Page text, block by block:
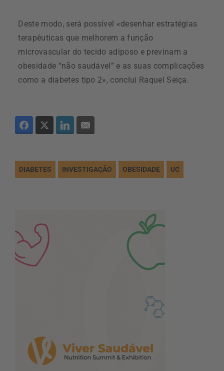
Deste modo, será possível «desenhar estratégias
terapêuticas que melhorem a função
microvascular do tecido adiposo e previnam a
obesidade “não saudável” e as suas complicações
como a diabetes tipo 2», conclui Raquel Seiça.
DIABETES INVESTIGAÇÃO OBESIDADE UC